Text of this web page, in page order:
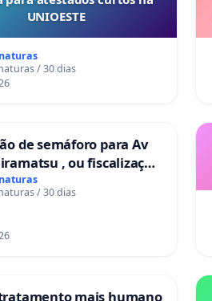
UNIOESTE
/ 30 dias
de semáforo para Av
, ou fiscalização
/ 30 dias
mais humano